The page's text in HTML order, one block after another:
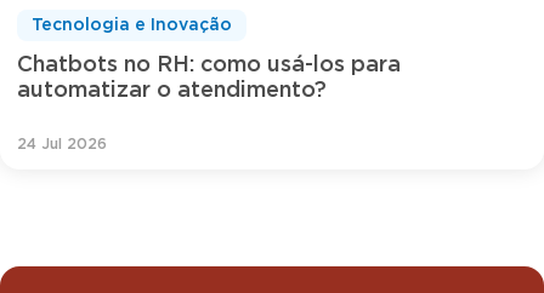
Chatbots no RH: como usá-los para
automatizar o atendimento?
Tecnologia e Inovação
24 Jul 2026